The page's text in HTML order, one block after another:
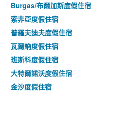
Burgas/布爾加斯度假住宿
索非亞度假住宿
普羅夫迪夫度假住宿
瓦爾納度假住宿
班斯科度假住宿
大特爾諾沃度假住宿
金沙度假住宿